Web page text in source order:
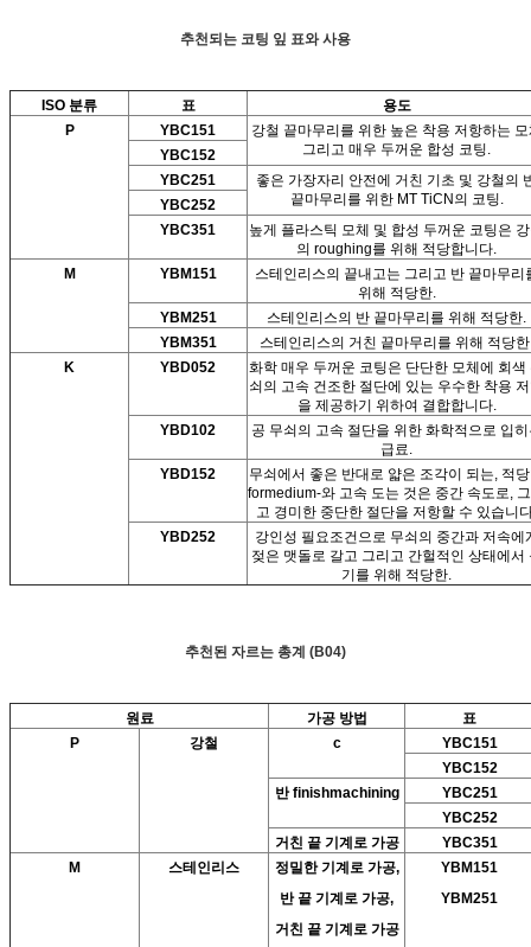
추천되는 코팅 잎 표와 사용
ISO 분류 표
용도
P
YBC151
강철 끝마무리를 위한 높은 착용 저항하는 모
그리고 매우 두꺼운 합성 코팅.
YBC152
YBC251
좋은 가장자리 안전에 거친 기초 및 강철의
끝마무리를 위한 MT TiCN의 코팅.
YBC252
YBC351
높게 플라스틱 모체 및 합성 두꺼운 코팅은
의 roughing를 위해 적당합니다.
M
YBM151
스테인리스의 끝내고는 그리고 반 끝마무리
위해 적당한.
YBM251
스테인리스의 반 끝마무리를 위해 적당한.
YBM351
스테인리스의 거친 끝마무리를 위해 적당
K
YBD052
화학 매우 두꺼운 코팅은 단단한 모체에 회색
쇠의 고속 건조한 절단에 있는 우수한 착용
을 제공하기 위하여 결합합니다.
YBD102
공 무쇠의 고속 절단을 위한 화학적으로 입히
급료.
YBD152
무쇠에서 좋은 반대로 얇은 조각이 되는, 적
formedium-와 고속 도는 것은 중간 속도로,
고 경미한 중단한 절단을 저항할 수 있습니
YBD252
강인성 필요조건으로 무쇠의 중간과 저속에
젖은 맷돌로 갈고 그리고 간헐적인 상태에서
기를 위해 적당한.
추천된 자르는 총계 (B04)
원료 가공 방법
표
P
강철 c
YBC151
YBC152
반 finishmachining
YBC251
YBC252
거친 끝 기계로 가공
YBC351
M
스테인리스
정밀한 기계로 가공,
반 끝 기계로 가공,
거친 끝 기계로 가공
YBM151
YBM251